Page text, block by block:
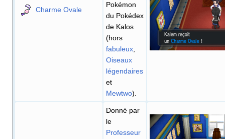
Charme Ovale
Pokémon
du Pokédex
de Kalos
(hors
fabuleux
Oiseaux
légendaires
et
Mewtwo).
Donné par
le
Professeur